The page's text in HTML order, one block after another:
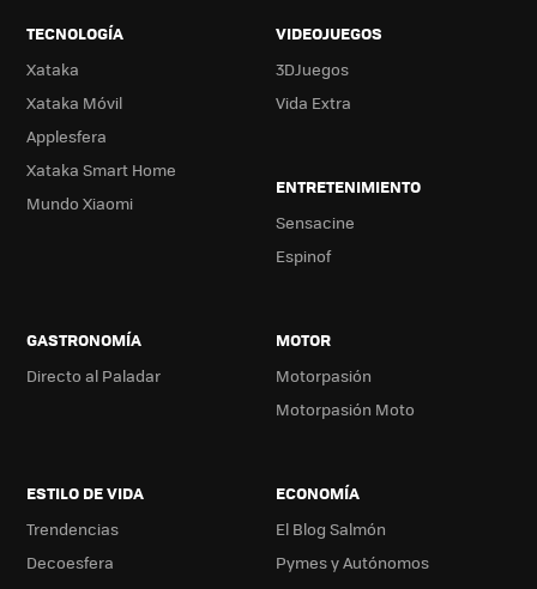
TECNOLOGÍA
Xataka
Xataka Móvil
Applesfera
Xataka Smart Home
Mundo Xiaomi
VIDEOJUEGOS
3DJuegos
Vida Extra
ENTRETENIMIENTO
Sensacine
Espinof
GASTRONOMÍA
Directo al Paladar
MOTOR
Motorpasión
Motorpasión Moto
ESTILO DE VIDA
Trendencias
Decoesfera
ECONOMÍA
El Blog Salmón
Pymes y Autónomos